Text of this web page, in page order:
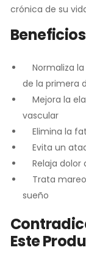
crónica de su
Normaliza la
de la primera
Mejora la
vascular
Elimina la
Evita un
Relaja dolor
Trata
sueño
Este